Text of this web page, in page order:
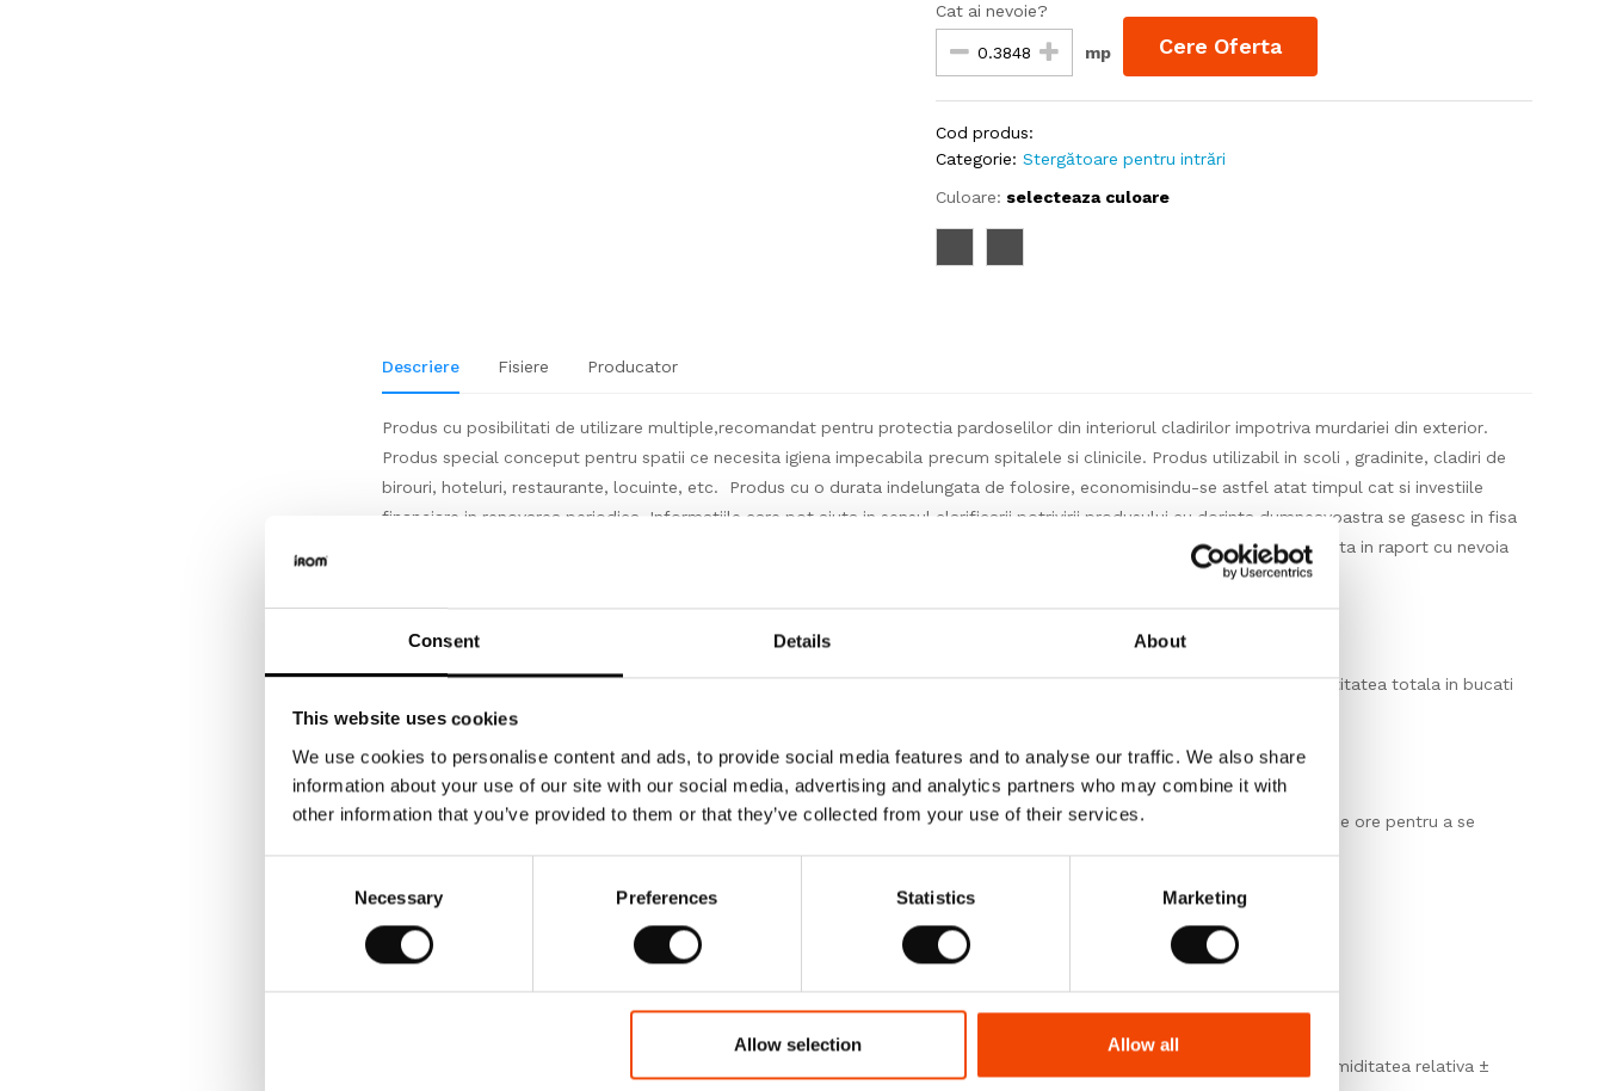
Consent Details About
This website uses cookies
We use cookies to personalise content and ads, to provide social media features and to analyse our traffic. We also share
information about your use of our site with our social media, advertising and analytics partners who may combine it with
other information that you’ve provided to them or that they’ve collected from your use of their services.
Necessary Preferences Statistics Marketing
Allow selection Allow all
Cat ai nevoie?
mp Cere Oferta
Cod produs:
Categorie: Stergătoare pentru intrări
Culoare: selecteaza culoare
Descriere Fisiere Producator
Produs cu posibilitati de utilizare multiple,recomandat pentru protectia pardoselilor din interiorul cladirilor impotriva murdariei din exterior.
Produs special conceput pentru spatii ce necesita igiena impecabila precum spitalele si clinicile. Produs utilizabil in scoli , gradinite, cladiri de
birouri, hoteluri, restaurante, locuinte, etc. Produs cu o durata indelungata de folosire, economisindu-se astfel atat timpul cat si investiile
financiare in renovarea periodica. Informatiile care pot ajuta in sensul clarificarii potrivirii produsului cu dorinta dumneavoastra se gasesc in fisa
tehnica a produsului. In sensul unei mai bune intelegeri a produsului, respectiv pentru a va ajuta sa faceti alegerea potrivita in raport cu nevoia
dumneavoastra, recomandam accesarea informatiilor utile corespunzatoare din capitolul “Ajutor si Sfaturi”.
Ambalare,livrare
Produs si impachetat la bucata, (m2/buc) conform prezentarii produsului pe site, specificata in fisa tehnica. Astfel cantitatea totala in bucati
care se va comanda, respectiv achizitiona, va insemna un numar intreg de bucati/ nr. de m2(metri patrati).
Depozitare
Depozitati cu atentie produsele pe o suprafata plana in asteptarea intalarii. Lasati-le in asteptare timp de cel putin 24 de ore pentru a se
aclimatiza, daca este cazul.
Inspectie
Verificati intotdeauna produsul livrat inainte de a incepe instalarea.
In asteptarea instalarii, depozitati produsele intr-o camera inchisa, unde temperatura este cuprinsa intre 15°C si 25°C, umiditatea relativa ±